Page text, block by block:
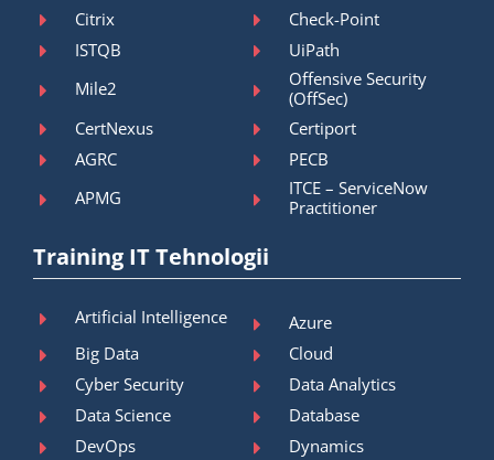
Citrix
Check-Point
ISTQB
UiPath
Mile2
Offensive Security
(OffSec)
CertNexus
Certiport
AGRC
PECB
APMG
ITCE – ServiceNow
Practitioner
Training IT Tehnologii
Artificial Intelligence
Azure
Big Data
Cloud
Cyber Security
Data Analytics
Data Science
Database
DevOps
Dynamics